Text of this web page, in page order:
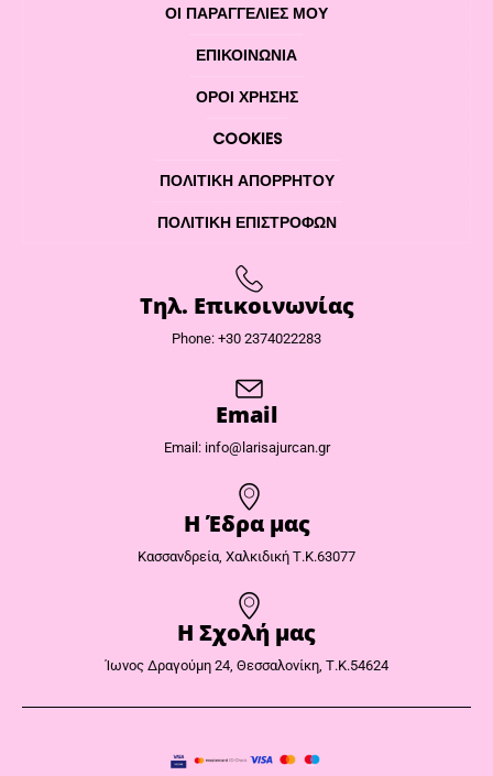
ΟΙ ΠΑΡΑΓΓΕΛΙΕΣ ΜΟΥ
ΕΠΙΚΟΙΝΩΝΊΑ
ΌΡΟΙ ΧΡΉΣΗΣ
COOKIES
ΠΟΛΙΤΙΚΉ ΑΠΟΡΡΉΤΟΥ
ΠΟΛΙΤΙΚΉ ΕΠΙΣΤΡΟΦΏΝ
Τηλ. Επικοινωνίας
Phone: +30 2374022283
Email
Email: info@larisajurcan.gr
Η Έδρα μας​
Κασσανδρεία, Χαλκιδική Τ.Κ.63077
Η Σχολή μας
Ίωνος Δραγούμη 24, Θεσσαλονίκη, Τ.Κ.54624